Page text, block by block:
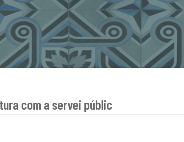
com a servei públic